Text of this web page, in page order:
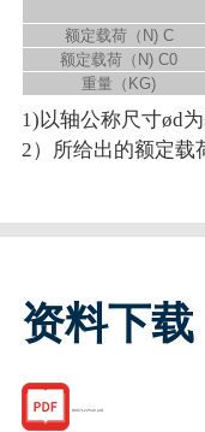
额定载荷（N) C
额定载荷（N) C0
重量（KG)
1)以轴公称尺寸ød
2）所给出的额定载
资料下载
R067122540.pdf